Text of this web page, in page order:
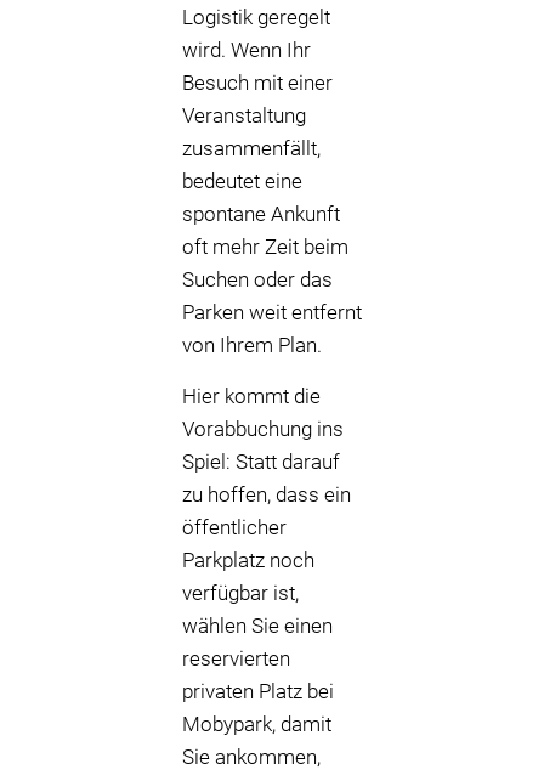
Logistik geregelt
wird. Wenn Ihr
Besuch mit einer
Veranstaltung
zusammenfällt,
bedeutet eine
spontane Ankunft
oft mehr Zeit beim
Suchen oder das
Parken weit entfernt
von Ihrem Plan.
Hier kommt die
Vorabbuchung ins
Spiel: Statt darauf
zu hoffen, dass ein
öffentlicher
Parkplatz noch
verfügbar ist,
wählen Sie einen
reservierten
privaten Platz bei
Mobypark, damit
Sie ankommen,